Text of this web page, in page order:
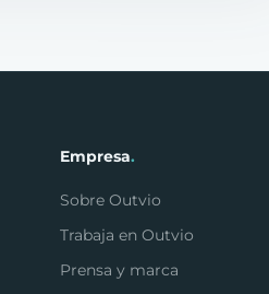
Empresa.
Sobre Outvio
Trabaja en Outvio
Prensa y marca